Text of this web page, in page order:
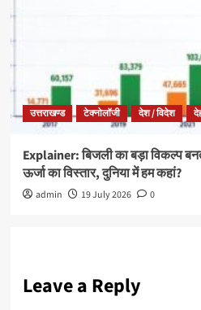
उत्तराखण्ड टेक्नोलॉजी देश / विदेश
Explainer: बिजली का बड़ा विकल्प
ऊर्जा का विस्तार, दुनिया में हम कहां?
admin 19 July 2026 0
Leave a Reply